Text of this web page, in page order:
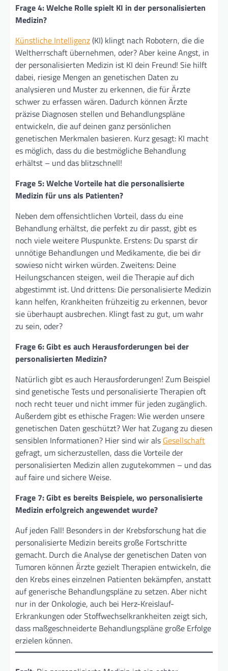
Frage 4: Welche Rolle spielt KI in der personalisierten
Medizin?
Künstliche Intelligenz(KI) klingt nach Robotern, die die
Weltherrschaft übernehmen, oder? Aber keine Angst, in
der personalisierten Medizin ist KI dein Freund! Sie hilft
dabei, riesige Mengen an genetischen Daten zu
analysieren und Muster zu erkennen, die für Ärzte
schwer zu erfassen wären. Dadurch können Ärzte
präzise Diagnosen stellen und Behandlungspläne
entwickeln, die auf deinen ganz persönlichen
genetischen Merkmalen basieren. Kurz gesagt: KI macht
es möglich, dass du die bestmögliche Behandlung
erhältst – und das blitzschnell!
Frage 5: Welche Vorteile hat die personalisierte
Medizin für uns als Patienten?
Neben dem offensichtlichen Vorteil, dass du eine
Behandlung erhältst, die perfekt zu dir passt, gibt es
noch viele weitere Pluspunkte. Erstens: Du sparst dir
unnötige Behandlungen und Medikamente, die bei dir
sowieso nicht wirken würden. Zweitens: Deine
Heilungschancen steigen, weil die Therapie auf dich
abgestimmt ist. Und drittens: Die personalisierte Medizin
kann helfen, Krankheiten frühzeitig zu erkennen, bevor
sie überhaupt ausbrechen. Klingt fast zu gut, um wahr
zu sein, oder?
Frage 6: Gibt es auch Herausforderungen bei der
personalisierten Medizin?
Natürlich gibt es auch Herausforderungen! Zum Beispiel
sind genetische Tests und personalisierte Therapien oft
noch recht teuer und nicht immer für jeden zugänglich.
Außerdem gibt es ethische Fragen: Wie werden unsere
genetischen Daten geschützt? Wer hat Zugang zu diesen
sensiblen Informationen? Hier sind wir als Gesellschaft
gefragt, um sicherzustellen, dass die Vorteile der
personalisierten Medizin allen zugutekommen – und das
auf faire und sichere Weise.
Frage 7: Gibt es bereits Beispiele, wo personalisierte
Medizin erfolgreich angewendet wurde?
Auf jeden Fall! Besonders in der Krebsforschung hat die
personalisierte Medizin bereits große Fortschritte
gemacht. Durch die Analyse der genetischen Daten von
Tumoren können Ärzte gezielt Therapien entwickeln, die
den Krebs eines einzelnen Patienten bekämpfen, anstatt
auf generische Behandlungspläne zu setzen. Aber nicht
nur in der Onkologie, auch bei Herz-Kreislauf-
Erkrankungen oder Stoffwechselkrankheiten zeigt sich,
dass maßgeschneiderte Behandlungspläne große Erfolge
erzielen können.